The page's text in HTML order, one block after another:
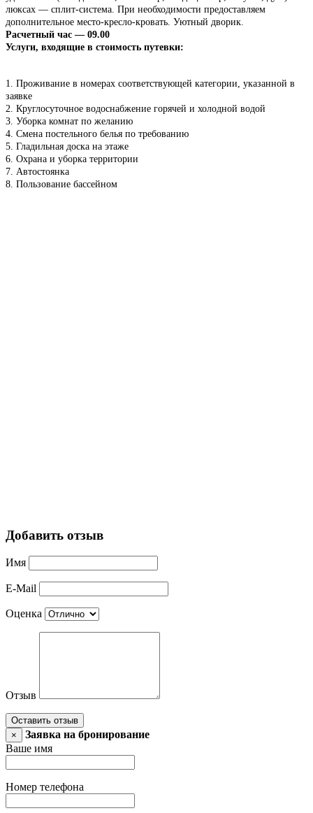
люксах — сплит-система. При необходимости предоставляем
дополнительное место-кресло-кровать. Уютный дворик.
Расчетный час — 09.00
Услуги, входящие в стоимость путевки:
1. Проживание в номерах соответствующей категории, указанной в
заявке
2. Круглосуточное водоснабжение горячей и холодной водой
3. Уборка комнат по желанию
4. Смена постельного белья по требованию
5. Гладильная доска на этаже
6. Охрана и уборка территории
7. Автостоянка
8. Пользование бассейном
Добавить отзыв
Имя
E-Mail
Оценка
Отзыв
Оставить отзыв
×
Заявка на бронирование
Ваше имя
Номер телефона